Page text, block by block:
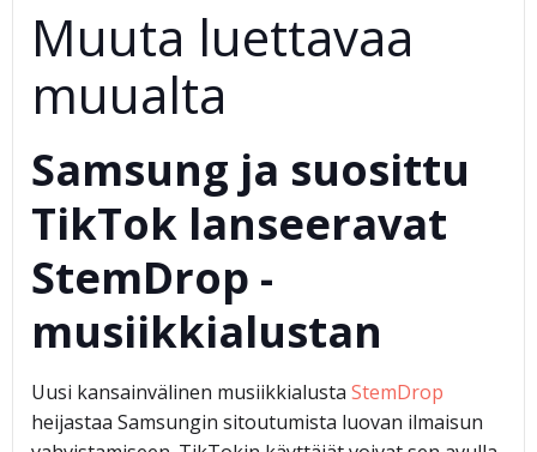
Muuta luettavaa
muualta
Samsung ja suosittu
TikTok lanseeravat
StemDrop -
musiikkialustan
Uusi kansainvälinen musiikkialusta StemDrop
heijastaa Samsungin sitoutumista luovan ilmaisun